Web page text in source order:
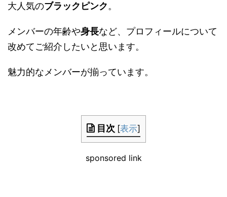
大人気のブラックピンク。
メンバーの年齢や身長など、プロフィールについて
改めてご紹介したいと思います。
魅力的なメンバーが揃っています。
目次 [表示]
sponsored link